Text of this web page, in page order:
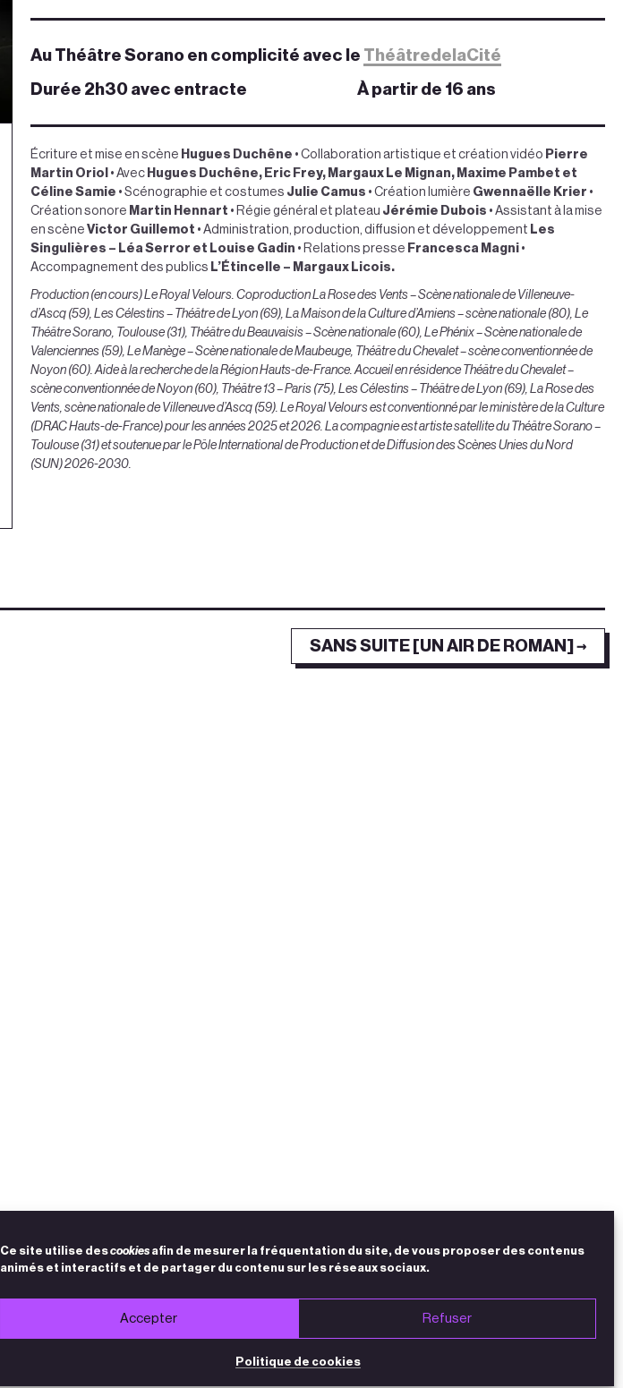
Ce site utilise descookies afin de mesurer la fréquentation du site, de vous proposer des contenus
animés et interactifs et de partager du contenu sur les réseaux sociaux.
Accepter Refuser
Politique de cookies
Au Théâtre Sorano en complicité avec le ThéâtredelaCité
Durée 2h30 avec entracte
À partir de 16 ans
Écriture et mise en scène Hugues Duchêne • Collaboration artistique et création vidéo Pierre
Martin Oriol • Avec Hugues Duchêne, Eric Frey, Margaux Le Mignan, Maxime Pambet et
Céline Samie • Scénographie et costumes Julie Camus • Création lumière Gwennaëlle Krier •
Création sonore Martin Hennart • Régie général et plateau Jérémie Dubois • Assistant à la mise
en scène Victor Guillemot • Administration, production, diffusion et développement Les
Singulières – Léa Serror et Louise Gadin • Relations presse Francesca Magni •
Accompagnement des publics L’Étincelle – Margaux Licois.
Production (en cours) Le Royal Velours. Coproduction La Rose des Vents – Scène nationale de Villeneuve-
d’Ascq (59), Les Célestins – Théâtre de Lyon (69), La Maison de la Culture d’Amiens – scène nationale (80), Le
Théâtre Sorano, Toulouse (31), Théâtre du Beauvaisis – Scène nationale (60), Le Phénix – Scène nationale de
Valenciennes (59), Le Manège – Scène nationale de Maubeuge, Théâtre du Chevalet – scène conventionnée de
Noyon (60). Aide à la recherche de la Région Hauts-de-France. Accueil en résidence Théâtre du Chevalet –
scène conventionnée de Noyon (60), Théâtre 13 – Paris (75), Les Célestins – Théâtre de Lyon (69), La Rose des
Vents, scène nationale de Villeneuve d’Ascq (59). Le Royal Velours est conventionné par le ministère de la Culture
(DRAC Hauts-de-France) pour les années 2025 et 2026. La compagnie est artiste satellite du Théâtre Sorano –
Toulouse (31) et soutenue par le Pôle International de Production et de Diffusion des Scènes Unies du Nord
(SUN) 2026-2030.
SANS SUITE [UN AIR DE ROMAN] →